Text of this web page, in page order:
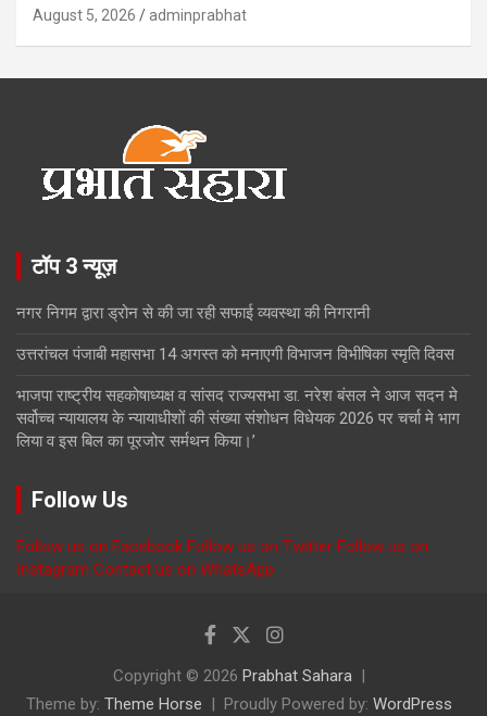
August 5, 2026 adminprabhat
टॉप 3 न्यूज़
नगर निगम द्वारा ड्रोन से की जा रही सफाई व्यवस्था की निगरानी
उत्तरांचल पंजाबी महासभा 14 अगस्त को मनाएगी विभाजन विभीषिका स्मृति दिवस
भाजपा राष्ट्रीय सहकोषाध्यक्ष व सांसद राज्यसभा डा. नरेश बंसल ने आज सदन मे
सर्वोच्च न्यायालय के न्यायाधीशों की संख्या संशोधन विधेयक 2026 पर चर्चा मे भाग
लिया व इस बिल का पूरजोर सर्मथन किया।’
Follow Us
Follow us on Facebook Follow us on Twitter Follow us on
Instagram Contact us on WhatsApp
Copyright © 2026 Prabhat Sahara
Theme by: Theme Horse Proudly Powered by: WordPress